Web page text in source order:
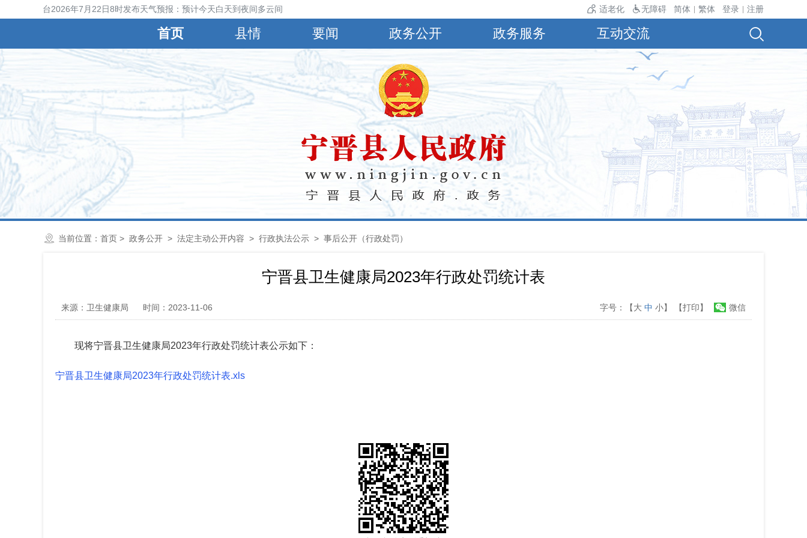
晋县气象台2026年7月22日8时发布天气预报：预计今天白天到夜间多云间阴，有小到中雨，偏南风4～5级，阵风6～8级，最高气温30℃，最低气温24℃。 适老化 无障碍 简体 繁体 登录 注册
首页 县情 要闻 政务公开 政务服务 互动交流
当前位置： 首页 > 政务公开 > 法定主动公开内容 > 行政执法公示 > 事后公开（行政处罚）
宁晋县卫生健康局2023年行政处罚统计表
来源：卫生健康局 时间：2023-11-06 微信
字号：【大 中 小】 【打印】
现将宁晋县卫生健康局2023年行政处罚统计表公示如下：
宁晋县卫生健康局2023年行政处罚统计表.xls